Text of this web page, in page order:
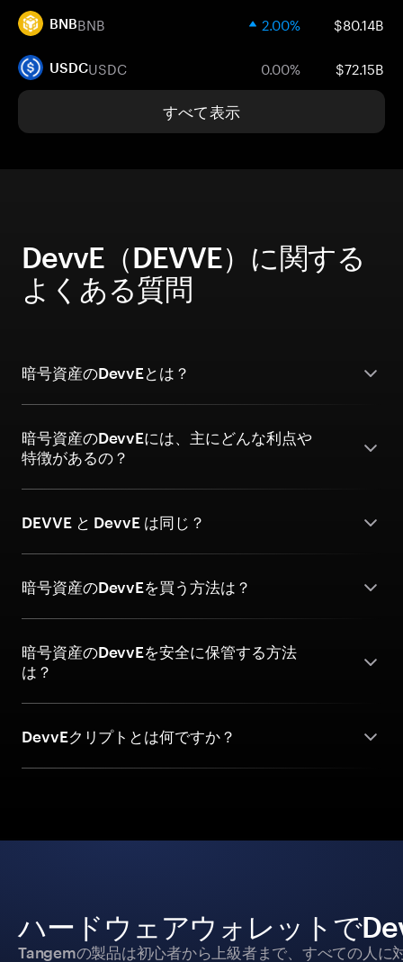
BNBBNB 2.00% $80.14B
USDCUSDC 0.00% $72.15B
すべて表示
DevvE（DEVVE）に関する
よくある質問
暗号資産のDevvEとは？
暗号資産のDevvEには、主にどんな利点や
特徴があるの？
DEVVE と DevvE は同じ？
暗号資産のDevvEを買う方法は？
暗号資産のDevvEを安全に保管する方法
は？
DevvEクリプトとは何ですか？
ハードウェアウォレットで
Tangemの製品は初心者から上級者まで、すべての人に